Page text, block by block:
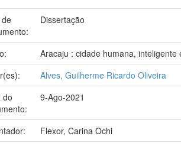
Dissertação
Aracaju : cidade humana, inteligente
Alves, Guilherme Ricardo Oliveira
do
9-Ago-2021
Flexor, Carina Ochi